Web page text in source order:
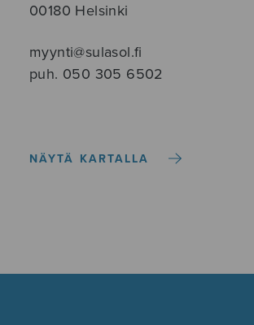
00180 Helsinki
myynti@sulasol.fi
puh. 050 305 6502
NÄYTÄ KARTALLA